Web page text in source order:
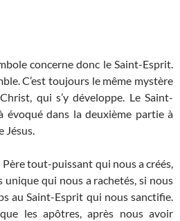
concerne donc le Saint-Esprit.
C’est toujours le même mystère
qui s’y développe. Le Saint-
évoqué dans la deuxième partie à
Jésus.
tout-puissant qui nous a créés,
unique qui nous a rachetés, si nous
au Saint-Esprit qui nous sanctifie.
les apôtres, après nous avoir